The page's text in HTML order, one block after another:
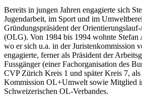
Bereits in jungen Jahren engagierte sich
Jugendarbeit, im Sport und im
Gründungspräsident der
(OLG). Von 1984 bis 1994 wohnte Stefan
wo er sich u.a. in der Juristenkommission
engagierte, ferner als Präsident der
Fussgänger (einer Fachorganisation des
CVP Zürich Kreis 1 und später Kreis 7, als
Kommission OL+Umwelt sowie Mitglied
Schweizerischen OL-Verbandes.